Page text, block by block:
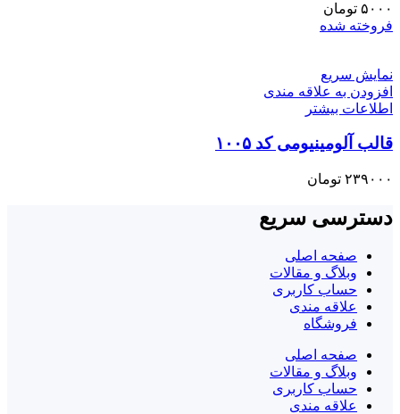
۵۰۰۰ تومان
فروخته شده
نمایش سریع
افزودن به علاقه مندی
اطلاعات بیشتر
قالب آلومینیومی کد ۱۰۰۵
۲۳۹۰۰۰ تومان
دسترسی سریع
صفحه اصلی
وبلاگ و مقالات
حساب کاربری
علاقه مندی
فروشگاه
صفحه اصلی
وبلاگ و مقالات
حساب کاربری
علاقه مندی